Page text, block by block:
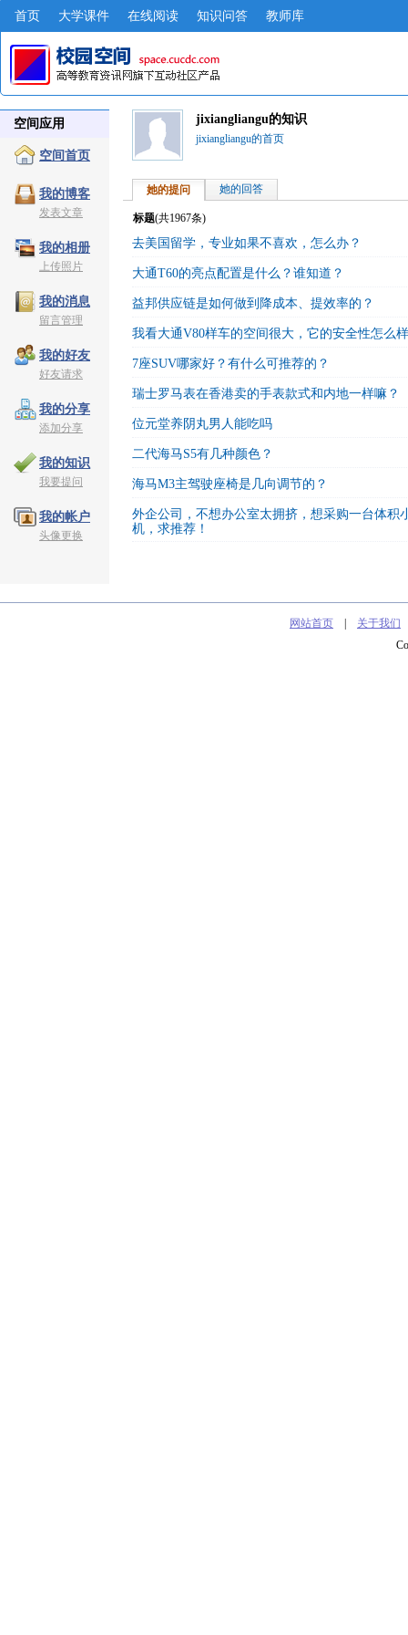
首页 大学课件 在线阅读 知识问答 教师库
空间应用
空间首页
我的博客
发表文章
我的相册
上传照片
我的消息
留言管理
我的好友
好友请求
我的分享
添加分享
我的知识
我要提问
我的帐户
头像更换
jixiangliangu的知识
jixiangliangu的首页
她的提问 她的回答
标题(共1967条)
去美国留学，专业如果不喜欢，怎么办？
大通T60的亮点配置是什么？谁知道？
益邦供应链是如何做到降成本、提效率的？
我看大通V80样车的空间很大，它的安全性怎么
7座SUV哪家好？有什么可推荐的？
瑞士罗马表在香港卖的手表款式和内地一样嘛？
位元堂养阴丸男人能吃吗
二代海马S5有几种颜色？
海马M3主驾驶座椅是几向调节的？
外企公司，不想办公室太拥挤，想采购一台体积
机，求推荐！
网站首页 关于我们